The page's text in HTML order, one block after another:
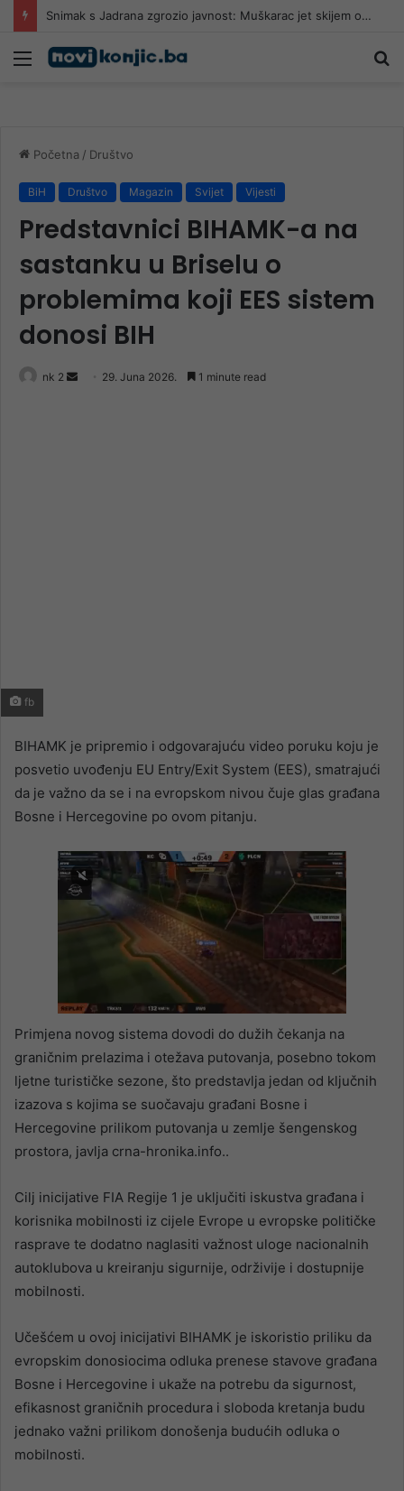
Snimak s Jadrana zgrozio javnost: Muškarac jet skijem ometao avione koji su gasili požar
Meni
Početna / Društvo
BiH Društvo Magazin Svijet Vijesti
Predstavnici BIHAMK-a na
sastanku u Briselu o
problemima koji EES sistem
donosi BIH
nk 2
Send 29. Juna 2026. 1 minute read
fb
BIHAMK je pripremio i odgovarajuću video poruku koju je
posvetio uvođenju EU Entry/Exit System (EES), smatrajući
da je važno da se i na evropskom nivou čuje glas građana
Bosne i Hercegovine po ovom pitanju.
Primjena novog sistema dovodi do dužih čekanja na
graničnim prelazima i otežava putovanja, posebno tokom
ljetne turističke sezone, što predstavlja jedan od ključnih
izazova s kojima se suočavaju građani Bosne i
Hercegovine prilikom putovanja u zemlje šengenskog
prostora, javlja crna-hronika.info..
Cilj inicijative FIA Regije 1 je uključiti iskustva građana i
korisnika mobilnosti iz cijele Evrope u evropske političke
rasprave te dodatno naglasiti važnost uloge nacionalnih
autoklubova u kreiranju sigurnije, održivije i dostupnije
mobilnosti.
Učešćem u ovoj inicijativi BIHAMK je iskoristio priliku da
evropskim donosiocima odluka prenese stavove građana
Bosne i Hercegovine i ukaže na potrebu da sigurnost,
efikasnost graničnih procedura i sloboda kretanja budu
jednako važni prilikom donošenja budućih odluka o
mobilnosti.